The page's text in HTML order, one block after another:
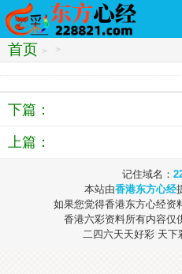
首页 > >
下篇：
上篇：
记住域名：
本站由香港东方心经
如果您觉得香港东方心经资
香港六彩资料所有内容仅
二四六天天好彩 天下